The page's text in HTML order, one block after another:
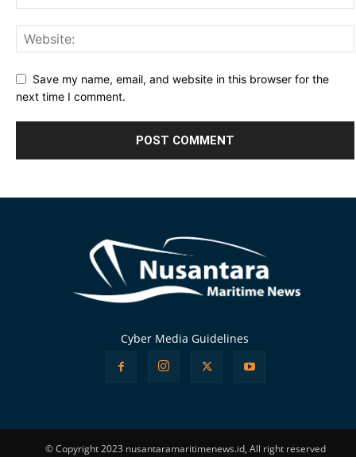
Save my name, email, and website in this browser for the
next time I comment.
Cyber Media Guidelines
© Copyright 2023 nusantaramaritimenews.id, All right reserved